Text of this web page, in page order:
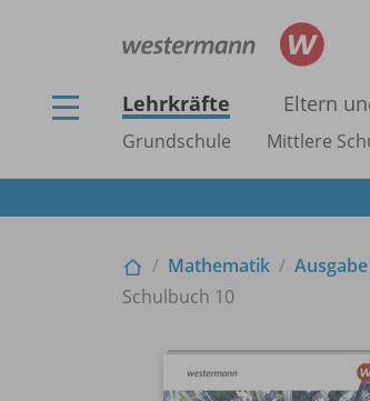
Lehrkräfte Eltern
Grundschule Mittlere
Mathematik
Schulbuch 10